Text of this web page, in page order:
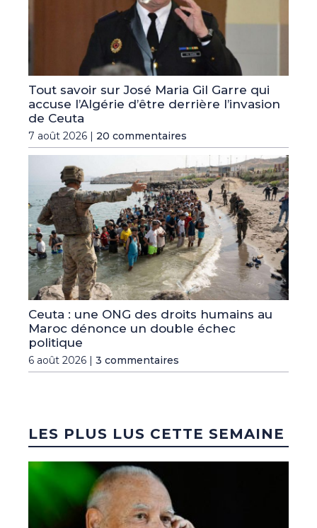
Tout savoir sur José Maria Gil Garre qui
accuse l’Algérie d’être derrière l’invasion
de Ceuta
7 août 2026 | 20 commentaires
Ceuta : une ONG des droits humains au
Maroc dénonce un double échec
politique
6 août 2026 | 3 commentaires
LES PLUS LUS CETTE SEMAINE